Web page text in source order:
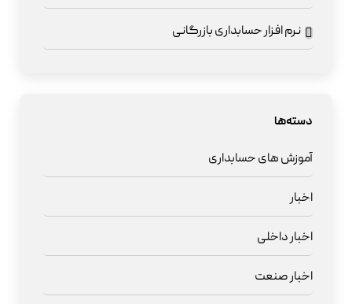
نرم افزار حسابداری بازرگانی
دسته‌ها
آموزش های حسابداری
اخبار
اخبار داخلی
اخبار صنعت